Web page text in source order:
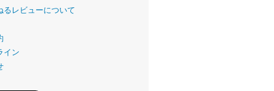
るレビューについて
イン